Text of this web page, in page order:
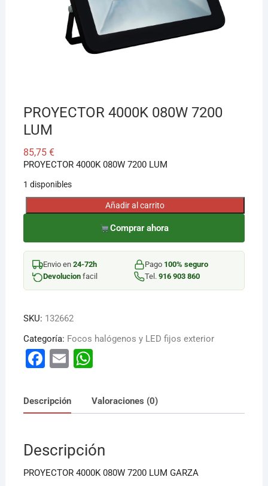
PROYECTOR 4000K 080W 7200
LUM
85,75 €
PROYECTOR 4000K 080W 7200 LUM
1 disponibles
PROYECTOR
080W
7200
LUM
cantidad
Añadir al carrito
Comprar ahora
Envio en 24-72h Pago 100% seguro
Devolucionfacil Tel. 916 903 860
SKU: 132662
Categoría: Focos halógenos y LED fijos exterior
F
c
e
o
o
E
ai
l
W
at
s
p
p
Descripción Valoraciones (0)
Descripción
PROYECTOR 4000K 080W 7200 LUM GARZA
¡Hola! Soy el asesor virtual de Ferretería El Arroyo.
Cuéntame qué necesitas y te ayudo a encontrarlo,
aunque no sepas el nombre exacto